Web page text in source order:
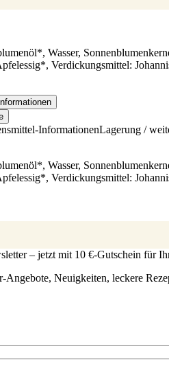
Wasser,
Verdickungsmittel:
InformationenLagerung /
Wasser,
Verdickungsmittel:
– jetzt mit 10 €-Gutschein für
Neuigkeiten, leckere